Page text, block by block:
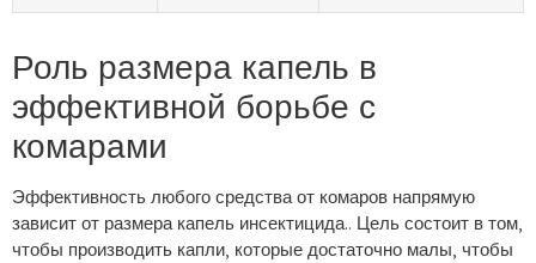
Роль размера капель в
эффективной борьбе с
комарами
Эффективность любого средства от комаров напрямую
зависит от размера капель инсектицида.. Цель состоит в том,
чтобы производить капли, которые достаточно малы, чтобы